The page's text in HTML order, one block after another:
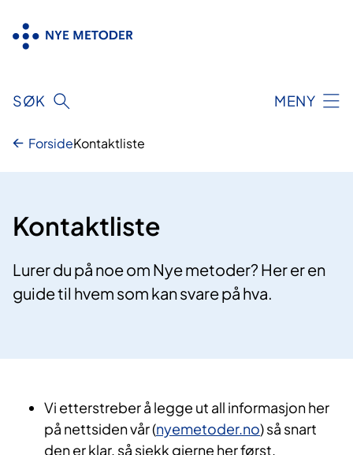
innhold
SØK MENY
ForsideKontaktliste
Kontaktliste
Lurer du på noe om Nye metoder? Her er en
guide til hvem som kan svare på hva.
Vi etterstreber å legge ut all informasjon her
på nettsiden vår (nyemetoder.no) så snart
den er klar, så sjekk gjerne her først.